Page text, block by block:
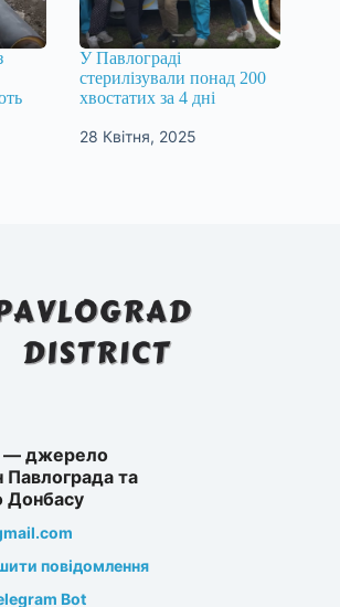
У Павлограді
стерилізували понад 200
хвостатих за 4 дні
28 Квітня, 2025
— джерело
Павлограда та
Донбасу
повідомлення
Bot